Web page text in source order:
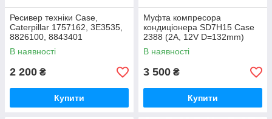
Ресивер техніки Case,
Caterpillar 1757162, 3E3535,
8826100, 8843401
горизонтальний
В наявності
2 200 ₴
Купити
Муфта компресора
кондиціонера SD7H15 Case
2388 (2А, 12V D=132mm)
TD5.110/JX110 9967658
В наявності
3 500 ₴
Купити